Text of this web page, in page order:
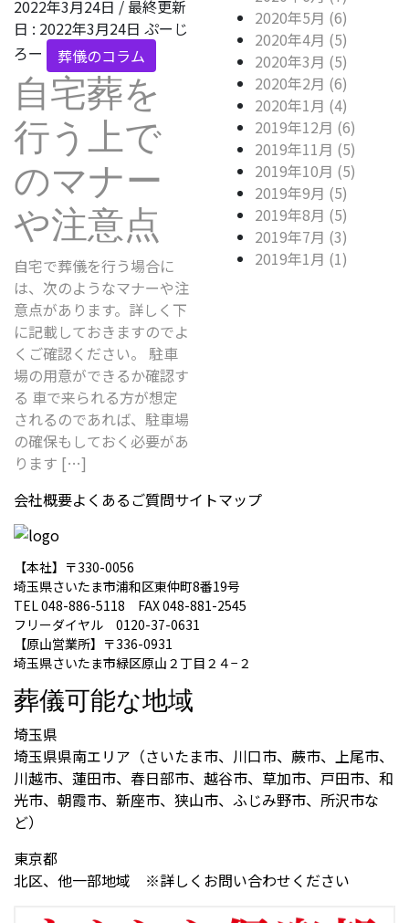
2022年3月24日 / 最終更新
日 : 2022年3月24日 ぷーじ
ろー
葬儀のコラム
自宅葬を
行う上で
のマナー
や注意点
自宅で葬儀を行う場合に
は、次のようなマナーや注
意点があります。詳しく下
に記載しておきますのでよ
くご確認ください。 駐車
場の用意ができるか確認す
る 車で来られる方が想定
されるのであれば、駐車場
の確保もしておく必要があ
ります […]
2020年5月 (6)
2020年4月 (5)
2020年3月 (5)
2020年2月 (6)
2020年1月 (4)
2019年12月 (6)
2019年11月 (5)
2019年10月 (5)
2019年9月 (5)
2019年8月 (5)
2019年7月 (3)
2019年1月 (1)
会社概要よくあるご質問サイトマップ
【本社】〒330-0056
埼玉県さいたま市浦和区東仲町8番19号
TEL 048-886-5118 FAX 048-881-2545
フリーダイヤル 0120-37-0631
【原山営業所】〒336-0931
埼玉県さいたま市緑区原山２丁目２４−２
葬儀可能な地域
埼玉県
埼玉県県南エリア（さいたま市、川口市、蕨市、上尾市、
川越市、蓮田市、春日部市、越谷市、草加市、戸田市、和
光市、朝霞市、新座市、狭山市、ふじみ野市、所沢市な
ど）
東京都
北区、他一部地域 ※詳しくお問い合わせください